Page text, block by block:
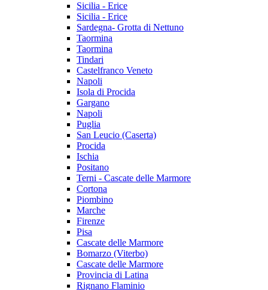
Sicilia - Erice
Sicilia - Erice
Sardegna- Grotta di Nettuno
Taormina
Taormina
Tindari
Castelfranco Veneto
Napoli
Isola di Procida
Gargano
Napoli
Puglia
San Leucio (Caserta)
Procida
Ischia
Positano
Terni - Cascate delle Marmore
Cortona
Piombino
Marche
Firenze
Pisa
Cascate delle Marmore
Bomarzo (Viterbo)
Cascate delle Marmore
Provincia di Latina
Rignano Flaminio